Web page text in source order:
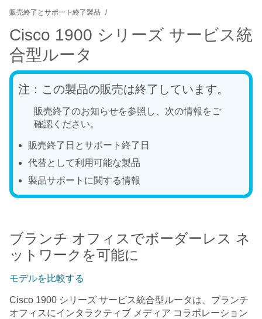
販売終了とサポート終了製品
Cisco 1900 シリーズ サービス統
合型ルータ
注：この製品の販売は終了しています。
販売終了のお知らせを参照し、次の情報をご
確認ください。
販売終了日とサポート終了日
代替として利用可能な製品
製品サポートに関する情報
ブランチ オフィスでボーダーレス ネ
ットワークを可能に
モデルを比較する
Cisco 1900 シリーズ サービス統合型ルータは、ブランチ
オフィスにインタラクティブ メディア コラボレーション